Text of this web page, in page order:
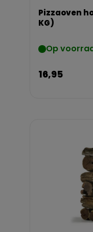
Pizzaoven
KG)
Op
16,95